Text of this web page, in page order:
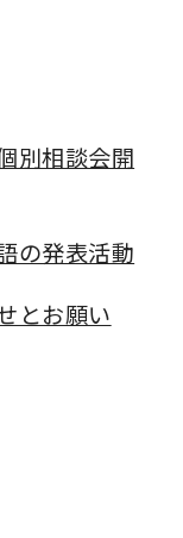
別相談会開
の発表活動
とお願い